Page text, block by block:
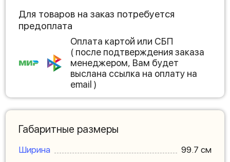
Для товаров на заказ потребуется
предоплата
Оплата картой или СБП
( после подтверждения заказа
менеджером, Вам будет
выслана ссылка на оплату на
email )
Габаритные размеры
Ширина
99.7 см